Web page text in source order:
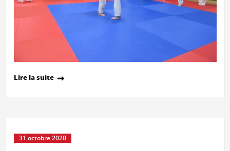
Lire la suite
31 octobre 2020